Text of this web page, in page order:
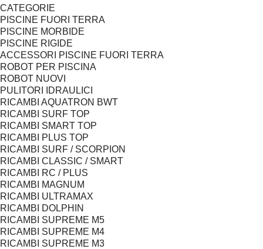
CATEGORIE
PISCINE FUORI TERRA
PISCINE MORBIDE
PISCINE RIGIDE
ACCESSORI PISCINE FUORI TERRA
ROBOT PER PISCINA
ROBOT NUOVI
PULITORI IDRAULICI
RICAMBI AQUATRON BWT
RICAMBI SURF TOP
RICAMBI SMART TOP
RICAMBI PLUS TOP
RICAMBI SURF / SCORPION
RICAMBI CLASSIC / SMART
RICAMBI RC / PLUS
RICAMBI MAGNUM
RICAMBI ULTRAMAX
RICAMBI DOLPHIN
RICAMBI SUPREME M5
RICAMBI SUPREME M4
RICAMBI SUPREME M3